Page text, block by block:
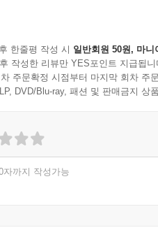
한줄평 작성 시 일반회원 50원, 마니
작성한 리뷰만 YES포인트 지급됩니
주문확정 시점부터 마지막 회차 주
DVD/Blu-ray, 패션 및 판매금지 상
자까지 작성가능